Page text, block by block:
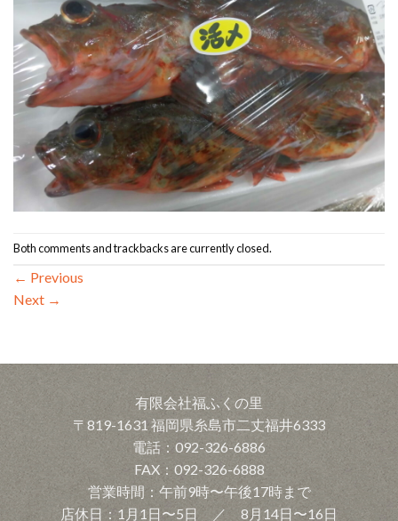
Both comments and trackbacks are currently closed.
← Previous
Next →
有限会社福ふくの里
〒819-1631 福岡県糸島市二丈福井6333
電話：092-326-6886
FAX：092-326-6888
営業時間：午前9時〜午後17時まで
店休日：1月1日〜5日 ／ 8月14日〜16日